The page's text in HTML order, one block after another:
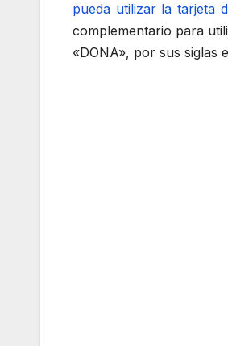
pueda utilizar la tarjeta
complementario para
«DONA», por sus siglas